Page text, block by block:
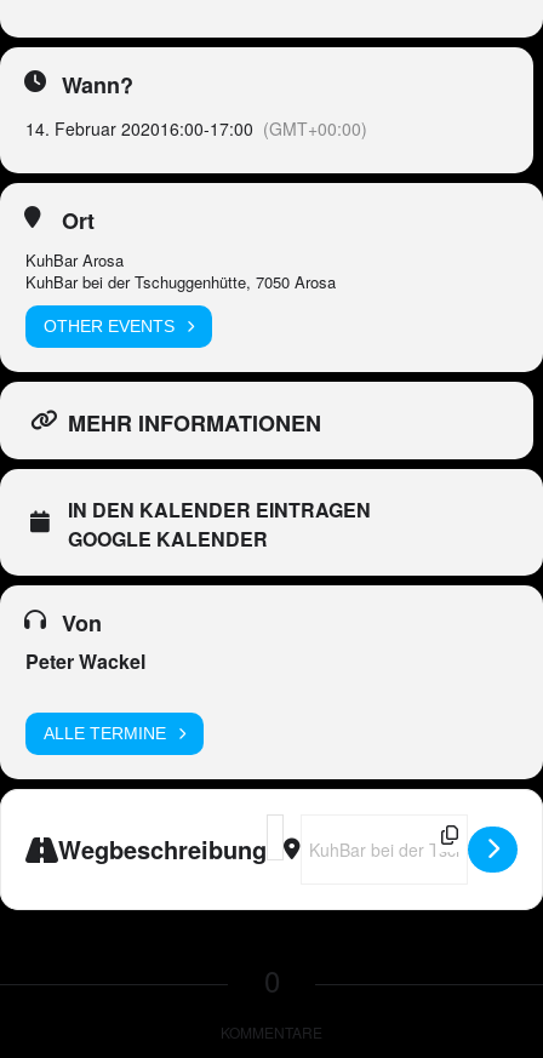
Wann?
14. Februar 202016:00-17:00 (GMT+00:00)
Ort
KuhBar Arosa
KuhBar bei der Tschuggenhütte, 7050 Arosa
OTHER EVENTS
MEHR INFORMATIONEN
IN DEN KALENDER EINTRAGEN
GOOGLE KALENDER
Von
Peter Wackel
ALLE TERMINE
Wegbeschreibung
Address - Peter Wackel LIVE in CH-
Destination Address - Peter
0
KOMMENTARE